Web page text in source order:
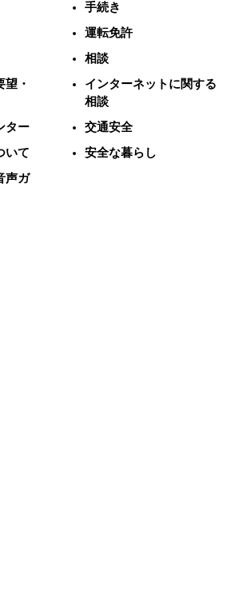
望・
ター
いて
声ガ
手続き
運転免許
相談
インターネットに関する
相談
交通安全
安全な暮らし